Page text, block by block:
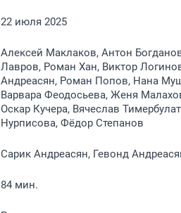
22 июля 2025
Алексей Маклаков, Антон
Лавров, Роман Хан, Виктор
Андреасян, Роман Попов, Нана
Варвара Феодосьева, Женя
Оскар Кучера, Вячеслав
Нурписова, Фёдор Степанов
Сарик Андреасян, Гевонд
84 мин.